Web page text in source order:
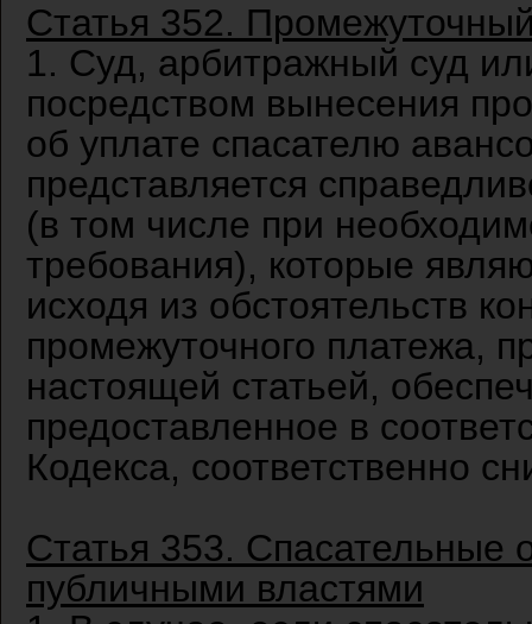
Статья 352.
1. Суд, арбитражный суд
посредством вынесения
об уплате спасателю
представляется
(в том числе при
требования), которые
исходя из обстоятельств
промежуточного платежа,
настоящей статьей,
предоставленное в
Кодекса, соответственно
Статья 353. Спасательные
публичными властями